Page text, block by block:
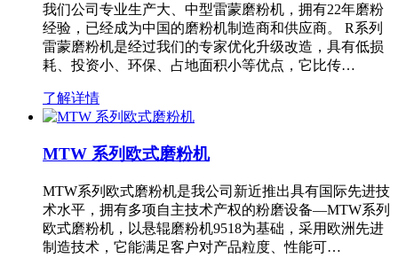
我们公司专业生产大、中型雷蒙磨粉机，拥有22年磨粉
经验，已经成为中国的磨粉机制造商和供应商。 R系列
雷蒙磨粉机是经过我们的专家优化升级改造，具有低损
耗、投资小、环保、占地面积小等优点，它比传…
了解详情
MTW 系列欧式磨粉机
MTW系列欧式磨粉机是我公司新近推出具有国际先进技
术水平，拥有多项自主技术产权的粉磨设备—MTW系列
欧式磨粉机，以悬辊磨粉机9518为基础，采用欧洲先进
制造技术，它能满足客户对产品粒度、性能可…